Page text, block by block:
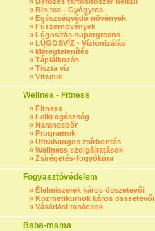
» Bio tea - Gyógytea
» Egészségvédő növények
» Fűszernövények
» Lúgosítás-supergreens
» LÚGOSVÍZ - Vízionizálás
» Méregtelenítés
» Táplálkozás
» Tiszta víz
» Vitamin
Wellnes - Fitness
» Fitness
» Lelki egészség
» Narancsbőr
» Programok
» Ultrahangos zsírbontás
» Wellness szolgáltatások
» Zsírégetés-fogyókúra
Fogyasztóvédelem
» Élelmiszerek káros összetevői
» Kozmetikumok káros összetevői
» Vásárlási tanácsok
Baba-mama